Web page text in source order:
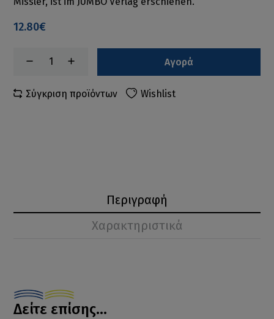
12.80€
Αγορά
Σύγκριση προϊόντων Wishlist
Περιγραφή
Χαρακτηριστικά
Δείτε επίσης...